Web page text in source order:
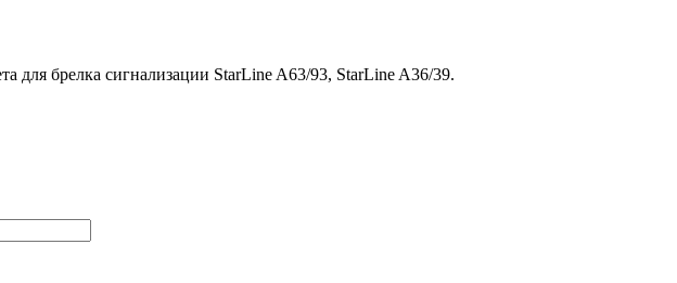
для брелка сигнализации StarLine A63/93, StarLine A36/39.